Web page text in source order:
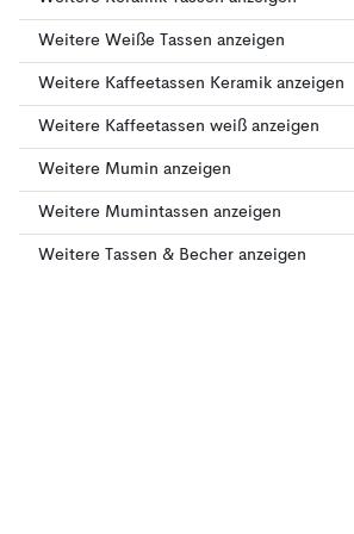
Weitere Weiße Tassen anzeigen
Weitere Kaffeetassen Keramik anzeigen
Weitere Kaffeetassen weiß anzeigen
Weitere Mumin anzeigen
Weitere Mumintassen anzeigen
Weitere Tassen & Becher anzeigen